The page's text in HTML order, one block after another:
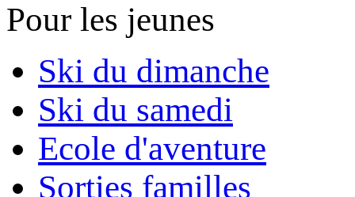
Pour les jeunes
Ski du dimanche
Ski du samedi
Ecole d'aventure
Sorties familles